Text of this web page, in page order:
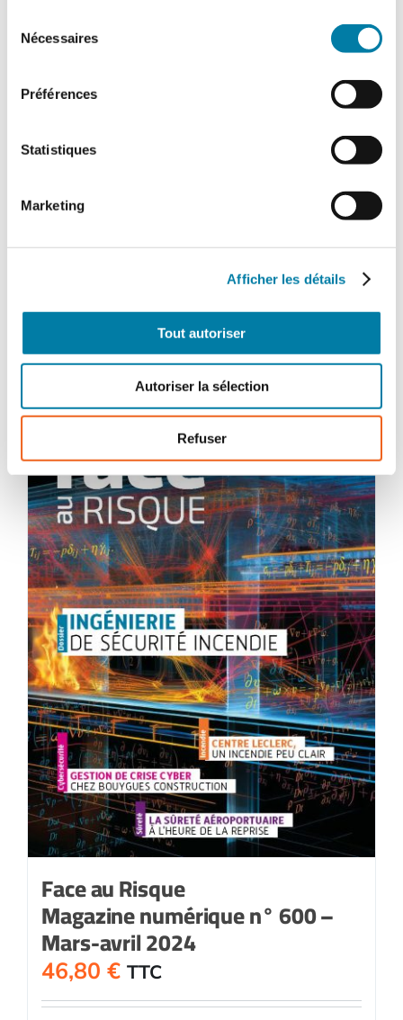
Nécessaires
Préférences
Statistiques
Marketing
Afficher les détails
Tout autoriser
Autoriser la sélection
Refuser
Face au Risque
Magazine numérique n° 599 –
Janvier-février 2024
Face au Risque
Magazine numérique n° 600 –
Mars-avril 2024
46,80 € TTC